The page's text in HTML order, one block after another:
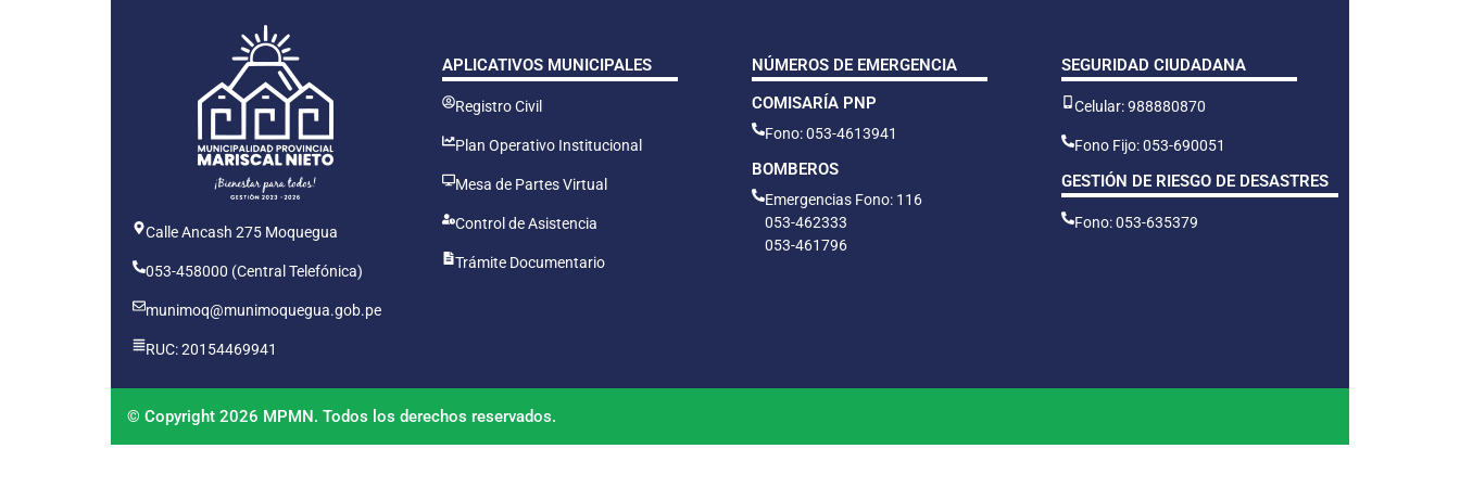
Calle Ancash 275 Moquegua
053-458000 (Central Telefónica)
munimoq@munimoquegua.gob.pe
RUC: 20154469941
APLICATIVOS MUNICIPALES
Registro Civil
Plan Operativo Institucional
Mesa de Partes Virtual
Control de Asistencia
Trámite Documentario
NÚMEROS DE EMERGENCIA
COMISARÍA PNP
Fono: 053-4613941
BOMBEROS
Emergencias Fono: 116
053-462333
053-461796
SEGURIDAD CIUDADANA
Celular: 988880870
Fono Fijo: 053-690051
GESTIÓN DE RIESGO DE DESASTRES
Fono: 053-635379
© Copyright 2026 MPMN. Todos los derechos reservados.